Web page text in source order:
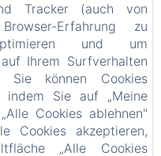
Tracker (auch von
Erfahrung zu
und um
Ihrem Surfverhalten
können Cookies
indem Sie auf „Meine
Cookies ablehnen"
Cookies akzeptieren,
„Alle Cookies